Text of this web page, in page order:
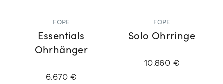
FOPE
Essentials
Ohrhänger
6.670 €
FOPE
Solo Ohrringe
10.860 €